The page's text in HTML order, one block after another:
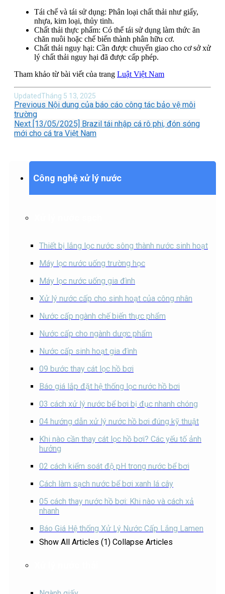
Tái chế và tái sử dụng: Phân loại chất thải như giấy,
nhựa, kim loại, thủy tinh.
Chất thải thực phẩm: Có thể tái sử dụng làm thức ăn
chăn nuôi hoặc chế biến thành phân hữu cơ.
Chất thải nguy hại: Cần được chuyển giao cho cơ sở xử
lý chất thải nguy hại đã được cấp phép.
Tham khảo từ bài viết của trang Luật Việt Nam
UpdatedTháng 5 13, 2025
Previous Nội dung của báo cáo công tác bảo vệ môi
trường
Next [13/05/2025] Brazil tái nhập cá rô phi, đón sóng
mới cho cá tra Việt Nam
Công nghệ xử lý nước
Thiết bị lắng lọc nước sông thành nước sinh hoạt
Máy lọc nước uống trường học
Máy lọc nước uống gia đình
Xử lý nước cấp cho sinh hoạt của công nhân
Nước cấp ngành chế biến thực phẩm
Nước cấp cho ngành dược phẩm
Nước cấp sinh hoạt gia đình
09 bước thay cát lọc hồ bơi
Báo giá lắp đặt hệ thống lọc nước hồ bơi
03 cách xử lý nước bể bơi bị đục nhanh chóng
04 hướng dẫn xử lý nước hồ bơi đúng kỹ thuật
Khi nào cần thay cát lọc hồ bơi? Các yếu tố ảnh
hưởng
02 cách kiểm soát độ pH trong nước bể bơi
Cách làm sạch nước bể bơi xanh lá cây
05 cách thay nước hồ bơi: Khi nào và cách xả
nhanh
Báo Giá Hệ thống Xử Lý Nước Cấp Lắng Lamen
Show All Articles (1) Collapse Articles